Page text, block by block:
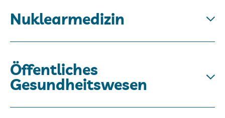
Nuklearmedizin
Öffentliches
Gesundheitswesen